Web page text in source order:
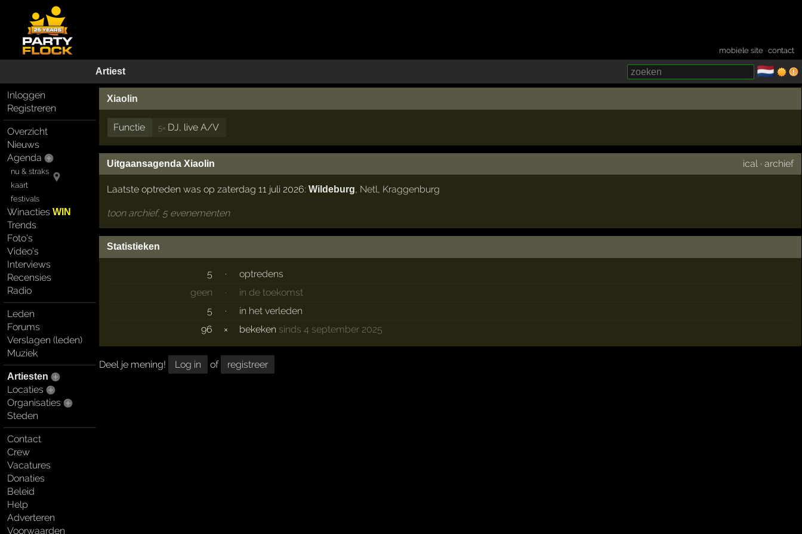
mobiele site ·contact
Artiest 🇳🇱
Inloggen
Registreren
Overzicht
Nieuws
Agenda
nu & straks
kaart
festivals
WinactiesWIN
Trends
Foto's
Video's
Interviews
Recensies
Radio
Leden
Forums
Verslagen (leden)
Muziek
Artiesten
Locaties
Organisaties
Steden
Contact
Crew
Vacatures
Donaties
Beleid
Help
Adverteren
Voorwaarden
Xiaolin
Functie 5× DJ, live A/V
Uitgaansagenda Xiaolin ical ·archief
Laatste optreden was op zaterdag 11 juli 2026: Wildeburg, Netl, Kraggenburg
toon archief, 5 evenementen
Statistieken
5 ·
optredens
geen
·
in de toekomst
5
·
in het verleden
96
× bekeken sinds 4 september 2025
Deel je mening! Log in of registreer